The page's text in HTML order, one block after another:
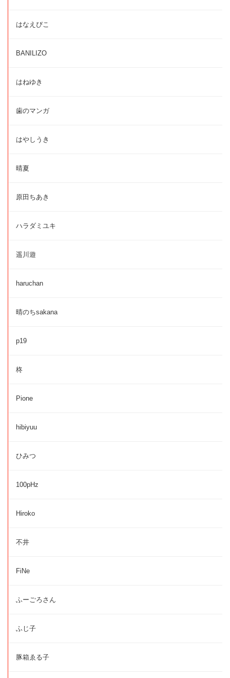
はなえぴこ
BANILIZO
はねゆき
歯のマンガ
はやしうき
晴夏
原田ちあき
ハラダミユキ
遥川遊
haruchan
晴のちsakana
p19
柊
Pione
hibiyuu
ひみつ
100pHz
Hiroko
不井
FiNe
ふーごろさん
ふじ子
豚箱ゑる子